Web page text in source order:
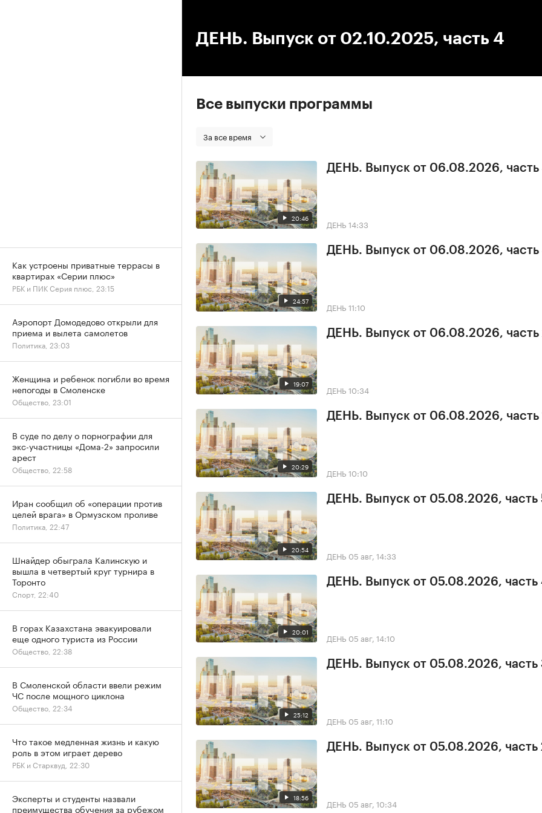
ДЕНЬ. Выпуск от 02.10.2025, часть 4
Все выпуски программы
За все время
20:46
ДЕНЬ. Выпуск от 06.08.2026, часть
ДЕНЬ 14:33
24:57
ДЕНЬ. Выпуск от 06.08.2026, часть
ДЕНЬ 11:10
19:07
ДЕНЬ. Выпуск от 06.08.2026, часть
ДЕНЬ 10:34
20:29
ДЕНЬ. Выпуск от 06.08.2026, часть
ДЕНЬ 10:10
20:54
ДЕНЬ. Выпуск от 05.08.2026, часть
ДЕНЬ 05 авг, 14:33
20:01
ДЕНЬ. Выпуск от 05.08.2026, часть
ДЕНЬ 05 авг, 14:10
25:12
ДЕНЬ. Выпуск от 05.08.2026, часть
ДЕНЬ 05 авг, 11:10
18:56
ДЕНЬ. Выпуск от 05.08.2026, часть
ДЕНЬ 05 авг, 10:34
Как устроены приватные террасы в
квартирах «Серии плюс»
РБК и ПИК Серия плюс, 23:15
Аэропорт Домодедово открыли для
приема и вылета самолетов
Политика, 23:03
Женщина и ребенок погибли во время
непогоды в Смоленске
Общество, 23:01
В суде по делу о порнографии для
экс-участницы «Дома-2» запросили
арест
Общество, 22:58
Иран сообщил об «операции против
целей врага» в Ормузском проливе
Политика, 22:47
Шнайдер обыграла Калинскую и
вышла в четвертый круг турнира в
Торонто
Спорт, 22:40
В горах Казахстана эвакуировали
еще одного туриста из России
Общество, 22:38
В Смоленской области ввели режим
ЧС после мощного циклона
Общество, 22:34
Что такое медленная жизнь и какую
роль в этом играет дерево
РБК и Старквуд, 22:30
Эксперты и студенты назвали
преимущества обучения за рубежом